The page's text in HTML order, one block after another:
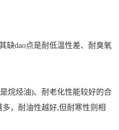
缺dao点是耐低温性差、耐臭氧
烷烃油)、耐老化性能较好的合
，耐油性越好,但耐寒性则相